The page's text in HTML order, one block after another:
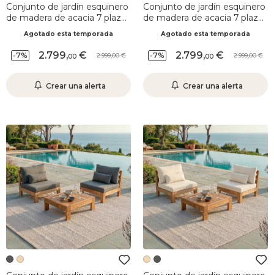
Conjunto de jardín esquinero
de madera de acacia 7 plazas
Agotado esta temporada
-7% 2.799,00 2.999,00
Crear una alerta
Conjunto de jardín esquinero
de madera de acacia 7 plazas
Agotado esta temporada
-7% 2.799,00 2.999,00
Crear una alerta